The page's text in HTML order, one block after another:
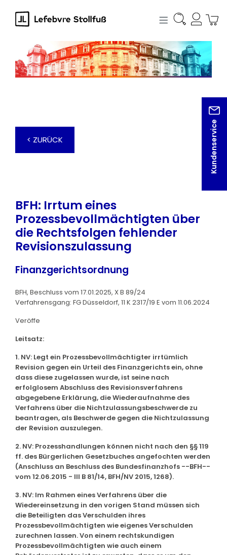
springen
Kundenservice
< ZURÜCK
BFH: Irrtum eines
Prozessbevollmächtigten über
die Rechtsfolgen fehlender
Revisionszulassung
Finanzgerichtsordnung
BFH, Beschluss vom 17.01.2025, X B 89/24
Verfahrensgang: FG Düsseldorf, 11 K 2317/19 E vom 11.06.2024
Veröffe
Leitsatz:
1. NV: Legt ein Prozessbevollmächtigter irrtümlich
Revision gegen ein Urteil des Finanzgerichts ein, ohne
dass diese zugelassen wurde, ist seine nach
erfolglosem Abschluss des Revisionsverfahrens
abgegebene Erklärung, die Wiederaufnahme des
Verfahrens über die Nichtzulassungsbeschwerde zu
beantragen, als Beschwerde gegen die Nichtzulassung
der Revision auszulegen.
2. NV: Prozesshandlungen können nicht nach den §§ 119
ff. des Bürgerlichen Gesetzbuches angefochten werden
(Anschluss an Beschluss des Bundesfinanzhofs --BFH--
vom 12.06.2015 - III B 81/14, BFH/NV 2015, 1268).
3. NV: Im Rahmen eines Verfahrens über die
Wiedereinsetzung in den vorigen Stand müssen sich
die Beteiligten das Verschulden ihres
Prozessbevollmächtigten wie eigenes Verschulden
zurechnen lassen. Von einem rechtskundigen
Prozessbevollmächtigten wie auch einem